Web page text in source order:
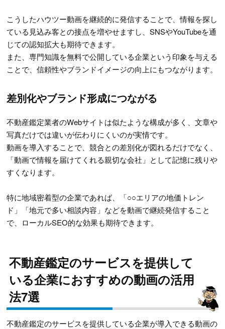
こうしたハウツー動画を継続的に発信することで、情報を探し
ている見込み客との接点を増やせますし、SNSやYouTubeを通
じての認知拡大も期待できます。
また、専門知識を無料で公開している企業という印象を与える
ことで、信頼性やブランドイメージの向上にもつながります。
差別化やブランド形成につながる
不動産鑑定業者のWebサイトは似たような構成が多く、文章や
写真だけでは違いが伝わりにくいのが実情です。
動画を導入することで、競合との差別化が図れるだけでなく、
「動画で情報を届けてくれる親切な会社」として記憶に残りや
すくなります。
特に地域密着型の企業であれば、「○○エリアの地価トレン
ド」「地元で多い相談内容」などを動画で継続発信すること
で、ローカルSEO的な効果も期待できます。
不動産鑑定のサービスを提供して
いる企業におすすめの動画の活用
法7選
不動産鑑定のサービスを提供している企業が導入できる動画の